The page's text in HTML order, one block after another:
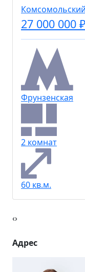
Комсомольский
27 000 000 ₽